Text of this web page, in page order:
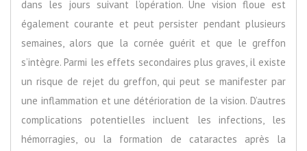
dans les jours suivant l’opération. Une vision floue est
également courante et peut persister pendant plusieurs
semaines, alors que la cornée guérit et que le greffon
s’intègre. Parmi les effets secondaires plus graves, il existe
un risque de rejet du greffon, qui peut se manifester par
une inflammation et une détérioration de la vision. D’autres
complications potentielles incluent les infections, les
hémorragies, ou la formation de cataractes après la